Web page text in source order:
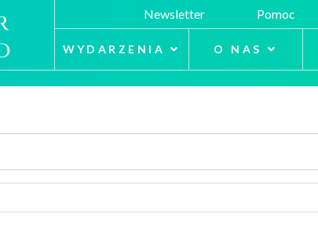
Newsletter Pomoc
WYDARZENIA O NAS